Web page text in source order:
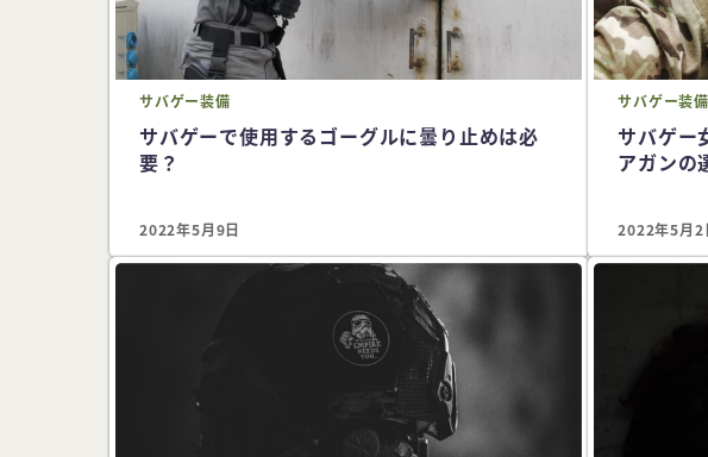
サバゲー装備
サバゲーで使用するゴーグルに曇り止めは必
要？
2022年5月9日
サバゲー装
サバゲー
アガンの
2022年5月2